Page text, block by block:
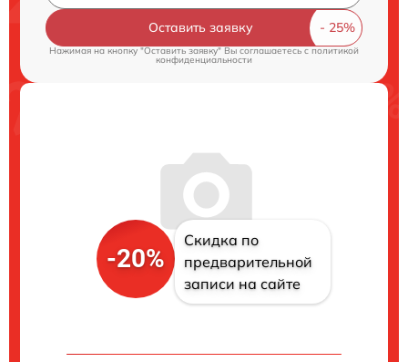
Оставить заявку
Нажимая на кнопку "Оставить заявку" Вы соглашаетесь c политикой
конфиденциальности
-20%
Скидка по
предварительной
записи на сайте